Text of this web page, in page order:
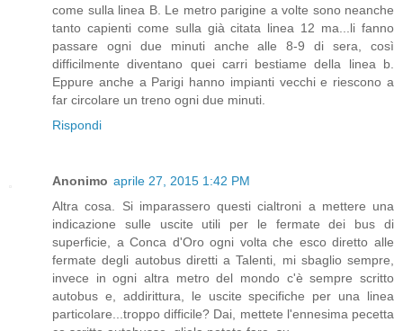
come sulla linea B. Le metro parigine a volte sono neanche
tanto capienti come sulla già citata linea 12 ma...li fanno
passare ogni due minuti anche alle 8-9 di sera, così
difficilmente diventano quei carri bestiame della linea b.
Eppure anche a Parigi hanno impianti vecchi e riescono a
far circolare un treno ogni due minuti.
Rispondi
Anonimo aprile 27, 2015 1:42 PM
Altra cosa. Si imparassero questi cialtroni a mettere una
indicazione sulle uscite utili per le fermate dei bus di
superficie, a Conca d'Oro ogni volta che esco diretto alle
fermate degli autobus diretti a Talenti, mi sbaglio sempre,
invece in ogni altra metro del mondo c'è sempre scritto
autobus e, addirittura, le uscite specifiche per una linea
particolare...troppo difficile? Dai, mettete l'ennesima pecetta